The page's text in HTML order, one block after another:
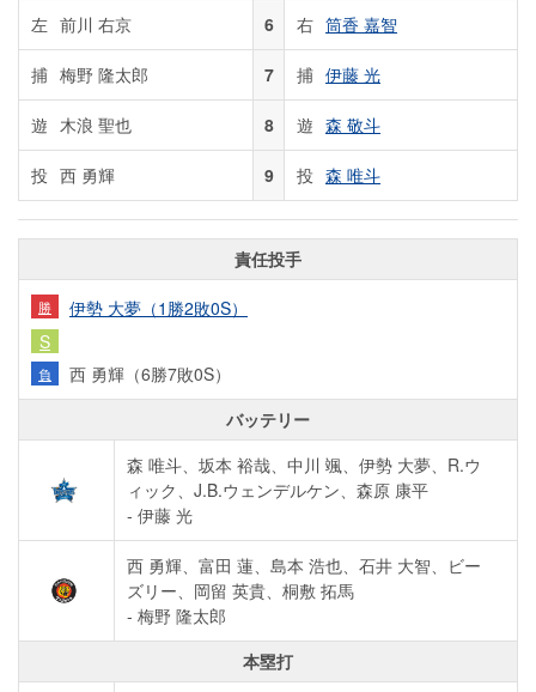
左 前川 右京 6 右 筒香 嘉智
捕 梅野 隆太郎 7 捕 伊藤 光
遊 木浪 聖也 8 遊 森 敬斗
投 西 勇輝 9 投 森 唯斗
責任投手
勝
伊勢 大夢（1勝2敗0S）
S
負
西 勇輝（6勝7敗0S）
バッテリー
森 唯斗、坂本 裕哉、中川 颯、伊勢 大夢、R.ウ
ィック、J.B.ウェンデルケン、森原 康平
- 伊藤 光
西 勇輝、富田 蓮、島本 浩也、石井 大智、ビー
ズリー、岡留 英貴、桐敷 拓馬
- 梅野 隆太郎
本塁打